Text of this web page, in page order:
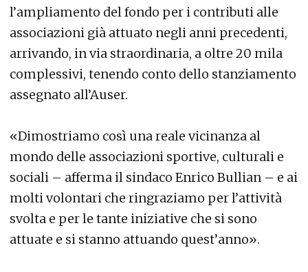
l’ampliamento del fondo per i contributi alle
associazioni già attuato negli anni precedenti,
arrivando, in via straordinaria, a oltre 20 mila
complessivi, tenendo conto dello stanziamento
assegnato all’Auser.
«Dimostriamo così una reale vicinanza al
mondo delle associazioni sportive, culturali e
sociali – afferma il sindaco Enrico Bullian – e ai
molti volontari che ringraziamo per l’attività
svolta e per le tante iniziative che si sono
attuate e si stanno attuando quest’anno».